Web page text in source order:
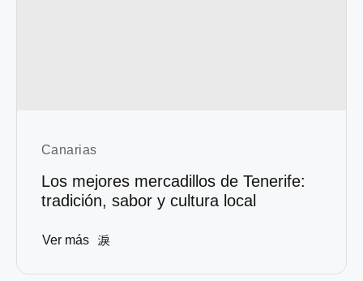
Canarias
Los mejores mercadillos de Tenerife:
tradición, sabor y cultura local
Ver más